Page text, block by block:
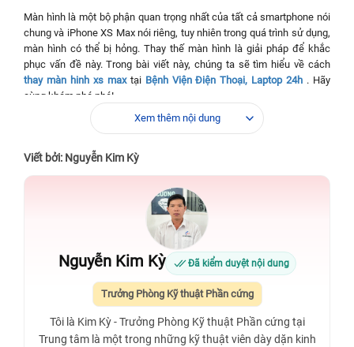
Màn hình là một bộ phận quan trọng nhất của tất cả smartphone nói
chung và iPhone XS Max nói riêng, tuy nhiên trong quá trình sử dụng,
màn hình có thể bị hỏng. Thay thế màn hình là giải pháp để khắc
phục vấn đề này. Trong bài viết này, chúng ta sẽ tìm hiểu về cách
thay màn hinh xs max tại Bệnh Viện Điện Thoại, Laptop 24h . Hãy
cùng khám phá nhé!
Bảng giá thay màn hình XS Max giá bao nhiêu tại
Bệnh Viện Điện Thoại, Laptop 24h
Loại màn hinh Bảo hành
✅Thay màn hình Chính hãng Apple Like2.790.000
đồng
✅Thay màn hình Chính hãng Apple 98%
2.190.000
đồng
Vĩnh viễn
Xem thêm nội dung
Viết bởi: Nguyễn Kim Kỳ
Nguyễn Kim Kỳ Đã kiểm duyệt nội dung
Trưởng Phòng Kỹ thuật Phần cứng
Tôi là Kim Kỳ - Trưởng Phòng Kỹ thuật Phần cứng tại
Trung tâm là một trong những kỹ thuật viên dày dặn kinh